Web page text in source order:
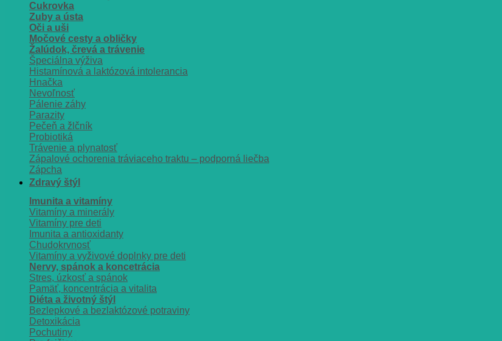
Cukrovka
Zuby a ústa
Oči a uši
Močové cesty a obličky
Žalúdok, črevá a trávenie
Špeciálna výživa
Histamínová a laktózová intolerancia
Hnačka
Nevoľnosť
Pálenie záhy
Parazity
Pečeň a žlčník
Probiotiká
Trávenie a plynatosť
Zápalové ochorenia tráviaceho traktu – podporná liečba
Zápcha
Zdravý štýl
Imunita a vitamíny
Vitamíny a minerály
Vitamíny pre deti
Imunita a antioxidanty
Chudokrvnosť
Vitamíny a vyživové doplnky pre deti
Nervy, spánok a koncetrácia
Stres, úzkosť a spánok
Pamäť, koncentrácia a vitalita
Diéta a životný štýl
Bezlepkové a bezlaktózové potraviny
Detoxikácia
Pochutiny